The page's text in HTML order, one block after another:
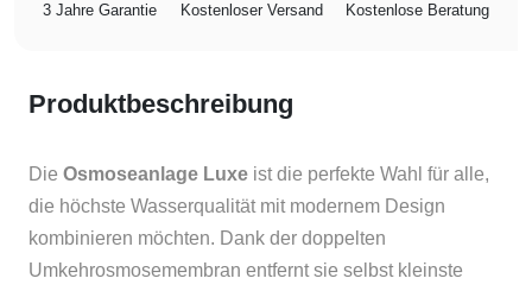
3 Jahre Garantie Kostenloser Versand Kostenlose Beratung
Produktbeschreibung
Die Osmoseanlage Luxe ist die perfekte Wahl für alle,
die höchste Wasserqualität mit modernem Design
kombinieren möchten. Dank der doppelten
Umkehrosmosemembran entfernt sie selbst kleinste